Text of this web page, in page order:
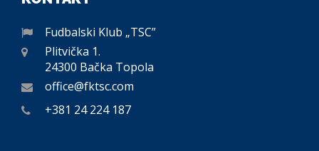
Fudbalski Klub „TSC”
Plitvička 1.
24300 Bačka Topola
office@fktsc.com
+381 24 224 187